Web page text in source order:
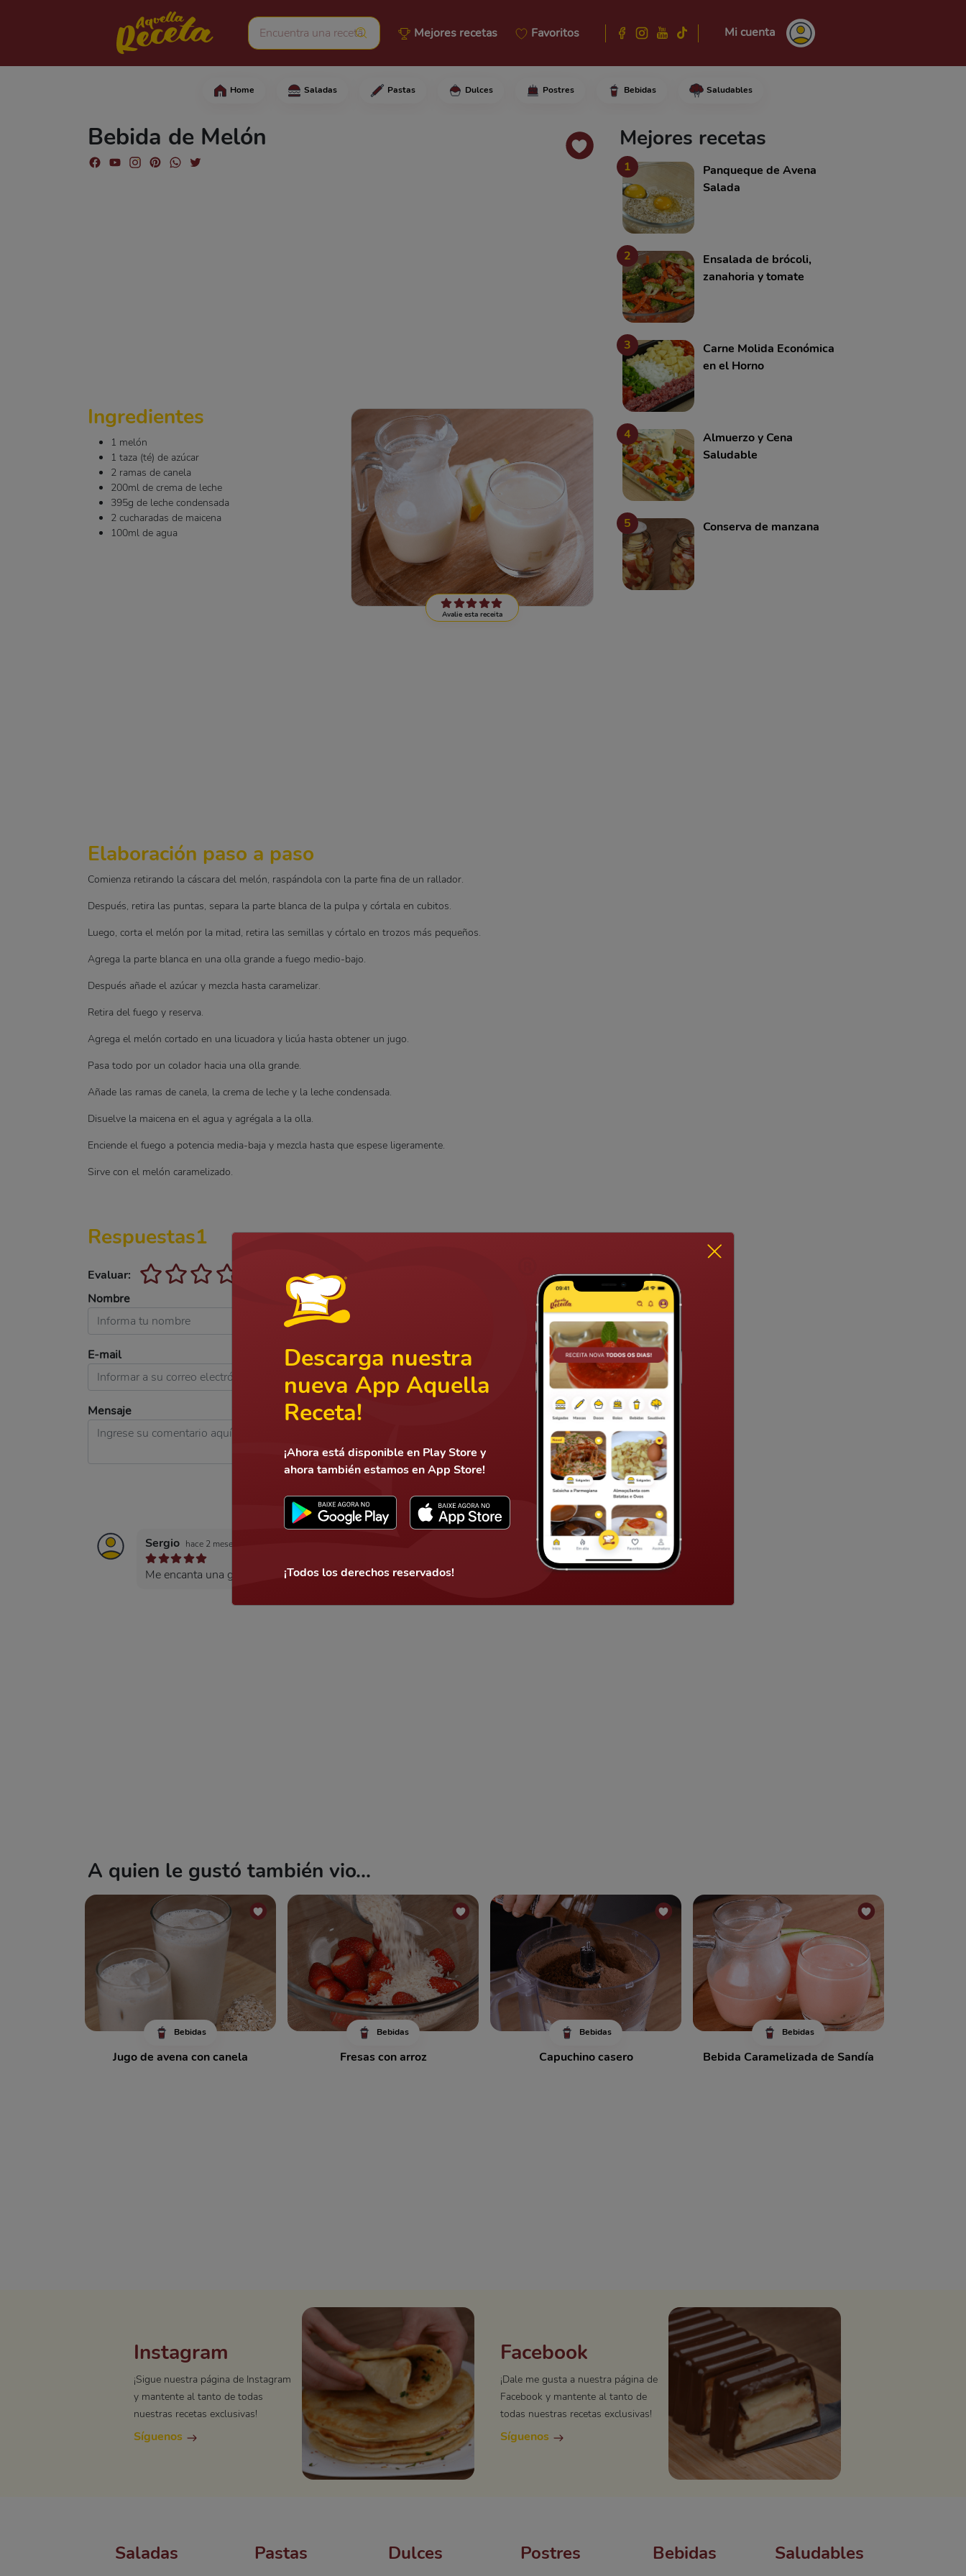
Mejores recetas Favoritos Mi cuenta
Home Saladas Pastas Dulces Postres Bebidas Saludables
Bebida de Melón
Comienza retirando la cáscara del melón, raspándola con la parte fina de un
Avalie esta receita
Ingredientes
1 melón
1 taza (té) de azúcar
2 ramas de canela
200ml de crema de leche
395g de leche condensada
2 cucharadas de maicena
100ml de agua
Elaboración paso a paso
Comienza retirando la cáscara del melón, raspándola con la parte fina de un rallador.
Después, retira las puntas, separa la parte blanca de la pulpa y córtala en cubitos.
Luego, corta el melón por la mitad, retira las semillas y córtalo en trozos más pequeños.
Agrega la parte blanca en una olla grande a fuego medio-bajo.
Después añade el azúcar y mezcla hasta caramelizar.
Retira del fuego y reserva.
Agrega el melón cortado en una licuadora y licúa hasta obtener un jugo.
Pasa todo por un colador hacia una olla grande.
Añade las ramas de canela, la crema de leche y la leche condensada.
Disuelve la maicena en el agua y agrégala a la olla.
Enciende el fuego a potencia media-baja y mezcla hasta que espese ligeramente.
Sirve con el melón caramelizado.
Respuestas1
Evaluar:
Nombre
E-mail
Mensaje
Mandar
Sergio hace 2 meses
Me encanta una genialidad
Mejores recetas
1
Panqueque de Avena
Salada
2
Ensalada de brócoli,
zanahoria y tomate
3
Carne Molida Económica
en el Horno
4
Almuerzo y Cena
Saludable
5 Conserva de manzana
A quien le gustó también vio...
Bebidas
Jugo de avena con canela
Bebidas
Fresas con arroz
Bebidas
Capuchino casero
Bebidas
Bebida Caramelizada de Sandía
Instagram
¡Sigue nuestra página de Instagram
y mantente al tanto de todas
nuestras recetas exclusivas!
Síguenos
Facebook
¡Dale me gusta a nuestra página de
Facebook y mantente al tanto de
todas nuestras recetas exclusivas!
Síguenos
Saladas Pastas Dulces Postres Bebidas Saludables
Descarga nuestra
nueva App Aquella
Receta!
¡Ahora está disponible en Play Store y
ahora también estamos en App Store!
¡Todos los derechos reservados!